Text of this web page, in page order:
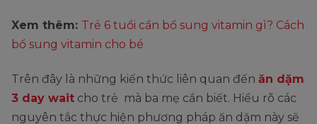
Xem thêm: Trẻ 6 tuổi cần bổ sung vitamin gì? Cách
bổ sung vitamin cho bé
Trên đây là những kiến thức liên quan đến ăn dặm
3 day wait cho trẻ mà ba mẹ cần biết. Hiểu rõ các
nguyên tắc thực hiện phương pháp ăn dặm này sẽ